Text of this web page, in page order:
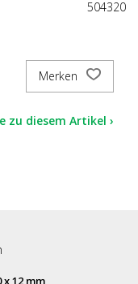
504320
Merken
zu diesem Artikel ›
x 12 mm